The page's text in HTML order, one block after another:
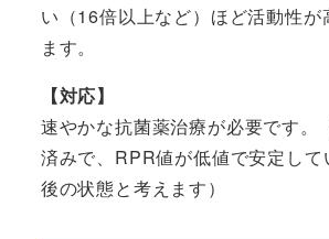
い（16倍以上など）ほど活動性が
ます。
【対応】
速やかな抗菌薬治療が必要です。
済みで、RPR値が低値で安定して
後の状態と考えます）